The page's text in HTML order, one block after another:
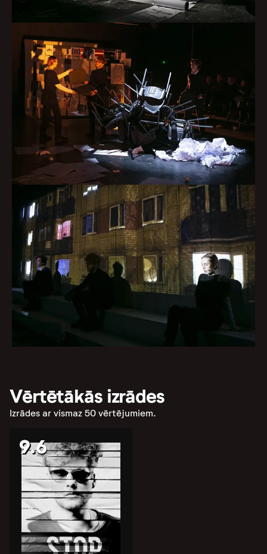
Vērtētākās izrādes
Izrādes ar vismaz 50 vērtējumiem.
9.6